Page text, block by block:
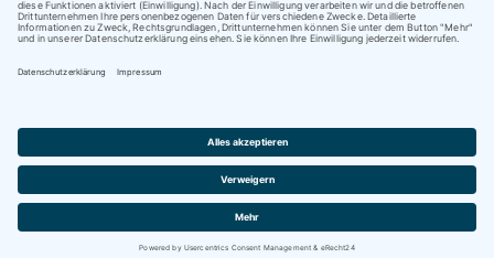
Copyright © 2009-2026 brandwheels.com